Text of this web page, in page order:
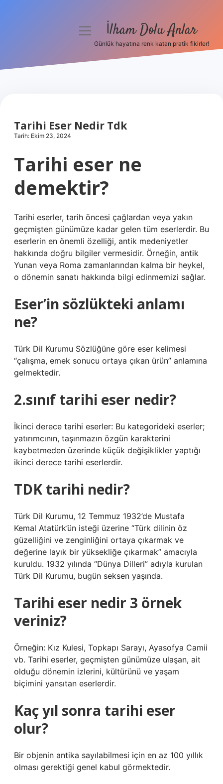
Hakkımızda
menüyü İlham Dolu Anlar
Günlük hayatına renk katan pratik fikirler!
Tarihi Eser Nedir Tdk
Tarih: Ekim 23, 2024
Tarihi eser ne
demektir?
Tarihi eserler, tarih öncesi çağlardan veya yakın
geçmişten günümüze kadar gelen tüm eserlerdir. Bu
eserlerin en önemli özelliği, antik medeniyetler
hakkında doğru bilgiler vermesidir. Örneğin, antik
Yunan veya Roma zamanlarından kalma bir heykel,
o dönemin sanatı hakkında bilgi edinmemizi sağlar.
Eser’in sözlükteki anlamı
ne?
Türk Dil Kurumu Sözlüğüne göre eser kelimesi
“çalışma, emek sonucu ortaya çıkan ürün” anlamına
gelmektedir.
2.sınıf tarihi eser nedir?
İkinci derece tarihi eserler: Bu kategorideki eserler;
yatırımcının, taşınmazın özgün karakterini
kaybetmeden üzerinde küçük değişiklikler yaptığı
ikinci derece tarihi eserlerdir.
TDK tarihi nedir?
Türk Dil Kurumu, 12 Temmuz 1932’de Mustafa
Kemal Atatürk’ün isteği üzerine “Türk dilinin öz
güzelliğini ve zenginliğini ortaya çıkarmak ve
değerine layık bir yüksekliğe çıkarmak” amacıyla
kuruldu. 1932 yılında “Dünya Dilleri” adıyla kurulan
Türk Dil Kurumu, bugün seksen yaşında.
Tarihi eser nedir 3 örnek
veriniz?
Örneğin: Kız Kulesi, Topkapı Sarayı, Ayasofya Camii
vb. Tarihi eserler, geçmişten günümüze ulaşan, ait
olduğu dönemin izlerini, kültürünü ve yaşam
biçimini yansıtan eserlerdir.
Kaç yıl sonra tarihi eser
olur?
Bir objenin antika sayılabilmesi için en az 100 yıllık
olması gerektiği genel kabul görmektedir.